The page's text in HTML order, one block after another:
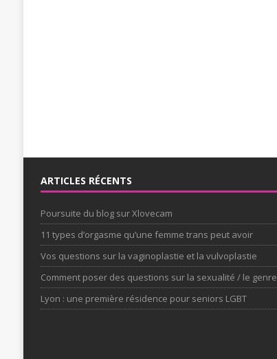
ARTICLES RÉCENTS
Poursuite du blog sur Xlovecam
11 types d’orgasme qu’une femme trans peut avoir
Vos questions sur la vaginoplastie et la vulvoplastie
Comment poser des questions sur la sexualité / le genre
Lyon : une première résidence pour seniors LGBT